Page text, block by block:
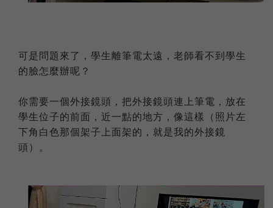
可是問題來了，學生離筆電太遠，老師看不到學生
的臉怎麼辦呢？
你需要一個外接鏡頭，把外接鏡頭連上筆電，放在
學生位子的前面，近一點的地方，像這樣（照片左
下角白色那個架子上面架的，就是我的外接鏡
頭）。